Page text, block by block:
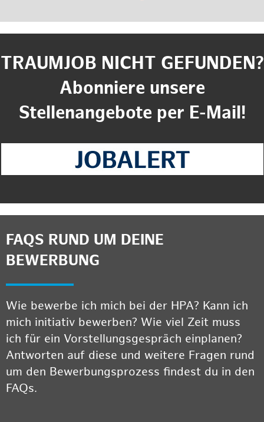
TRAUMJOB NICHT GEFUNDEN?
Abonniere unsere
Stellenangebote per E-Mail!
FAQS RUND UM DEINE
BEWERBUNG
Wie bewerbe ich mich bei der HPA? Kann ich
mich initiativ bewerben? Wie viel Zeit muss
ich für ein Vorstellungsgespräch einplanen?
Antworten auf diese und weitere Fragen rund
um den Bewerbungsprozess findest du in den
FAQs.